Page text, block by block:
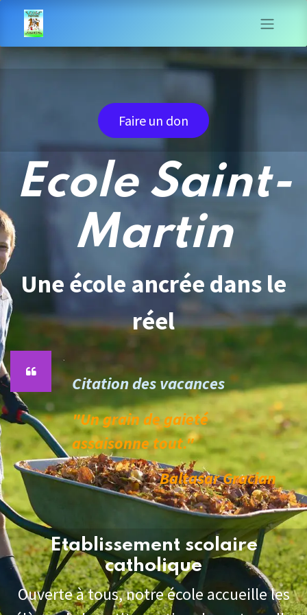
Faire un don
Ecole Saint-
Martin
Une école ancrée dans le
réel
Citation des vacances
"Un grain de gaieté
assaisonne tout."
Baltasar Gracian
Etablissement scolaire
catholique
Ouverte à tous, notre école accueille les